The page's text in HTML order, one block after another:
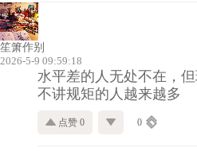
笙箫作别
2026-5-9 09:59:18
水平差的人无处不在，
不讲规矩的人越来越多
点赞 0 0